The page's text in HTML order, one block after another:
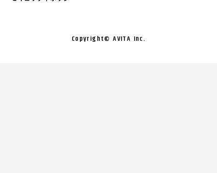
Copyright©︎ AVITA Inc.